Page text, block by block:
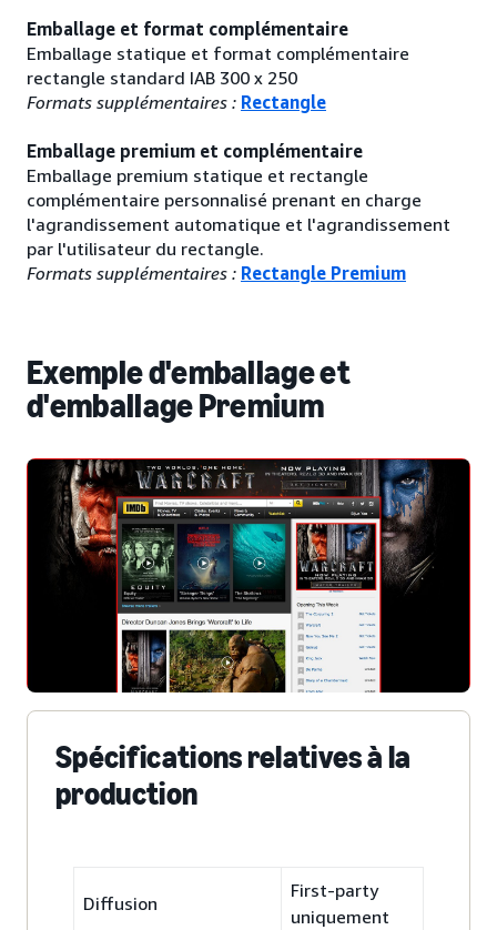
Emballage et format complémentaire
Emballage statique et format complémentaire
rectangle standard IAB 300 x 250
Formats supplémentaires : Rectangle
Emballage premium et complémentaire
Emballage premium statique et rectangle
complémentaire personnalisé prenant en charge
l'agrandissement automatique et l'agrandissement
par l'utilisateur du rectangle.
Formats supplémentaires : Rectangle Premium
Exemple d'emballage et
d'emballage Premium
Spécifications relatives à la
production
Diffusion
First-party
uniquement